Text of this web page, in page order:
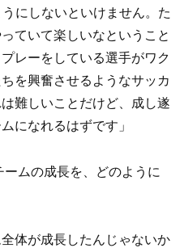
にしないといけません。た
ていて楽しいなということ
レーをしている選手がワク
を興奮させるようなサッカ
難しいことだけど、成し遂
になれるはずです」
ムの成長を、どのように
体が成長したんじゃないか